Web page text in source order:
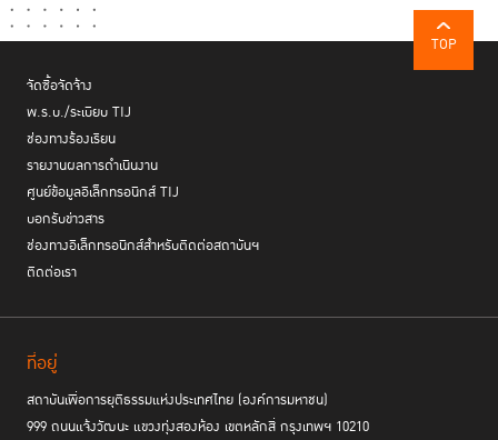
การประชุมระดับภูมิภาคว่าด้วยการให้ความช่วยเหลือทางกฎหมายใน
กระบวนการยุติธรรม (Regional Workshop on Enhancing Equal Access
เปลี่ยนประสบการณ์และหารือถึงยุทธศาสตร์ในการเสริมสร้างการเข้าถึงความ
รัฐ สภาทนายความ องค์กรไม่แสวงหาผลกำไร และผู้เชี่ยวชาญและนักปฏิบัติ
การทางด้านกฎหมายจาก 10 ประเทศในภูมิภาคอาเซียน ยกเว้นประเทศบรูไน
รวมทั้งมีผู้เชี่ยวชาญจากประเทศอาร์เจนตินา บราซิล และสาธารณรัฐประชาชน
TOP
จัดซื้อจัดจ้าง
พ.ร.บ./ระเบียบ TIJ
ช่องทางร้องเรียน
รายงานผลการดำเนินงาน
ศูนย์ข้อมูลอิเล็กทรอนิกส์ TIJ
บอกรับข่าวสาร
ช่องทางอิเล็กทรอนิกส์สำหรับติดต่อสถาบันฯ
ติดต่อเรา
ที่อยู่
สถาบันเพื่อการยุติธรรมแห่งประเทศไทย (องค์การมหาชน)
999 ถนนแจ้งวัฒนะ แขวงทุ่งสองห้อง เขตหลักสี่ กรุงเทพฯ 10210